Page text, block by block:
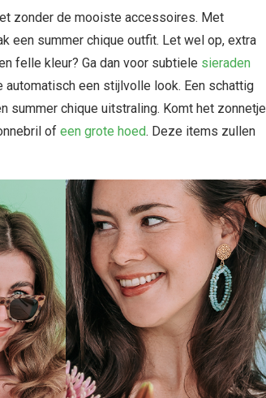
zonder de mooiste accessoires. Met
een summer chique outfit. Let wel op, extra
felle kleur? Ga dan voor subtiele sieraden
een stijlvolle look. Een schattig
summer chique uitstraling. Komt het zonnetje
of een grote hoed. Deze items zullen